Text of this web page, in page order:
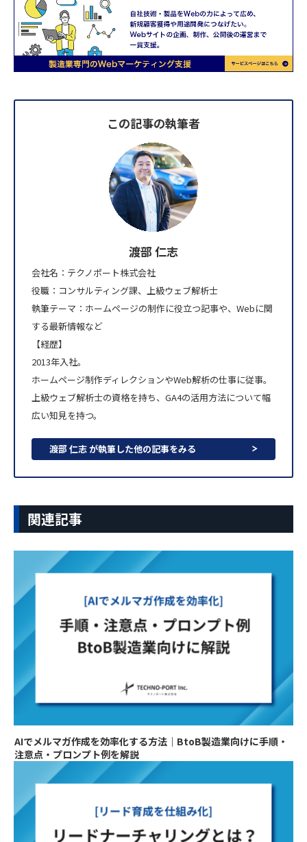
この記事の執筆者
渡部 仁志
会社名：テクノポート株式会社
役職：コンサルティング課、上級ウェブ解析士
執筆テーマ：ホームページの制作に役立つ記事や、Webに関
する最新情報など
【経歴】
2013年入社。
ホームページ制作ディレクションやWeb解析の仕事に従事。
上級ウェブ解析士の資格を持ち、GA4の活用方法について幅
広い知見を持つ。
渡部 仁志 が執筆した他の記事をみる
関連記事
AIでメルマガ作成を効率化する方法｜BtoB製造業向けに手順・
注意点・プロンプト例を解説